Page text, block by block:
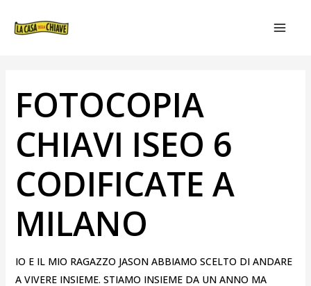
FOTOCOPIA
CHIAVI ISEO 6
CODIFICATE A
MILANO
IO E IL MIO RAGAZZO JASON ABBIAMO SCELTO DI ANDARE
A VIVERE INSIEME. STIAMO INSIEME DA UN ANNO MA
ARTICOLI